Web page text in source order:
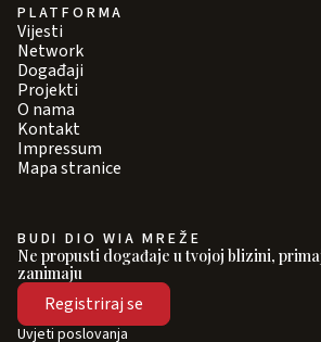
PLATFORMA
Vijesti
Network
Događaji
Projekti
O nama
Kontakt
Impressum
Mapa stranice
BUDI DIO WIA MREŽE
Ne propusti događaje u tvojoj blizini,
zanimaju
Registriraj se
Uvjeti poslovanja